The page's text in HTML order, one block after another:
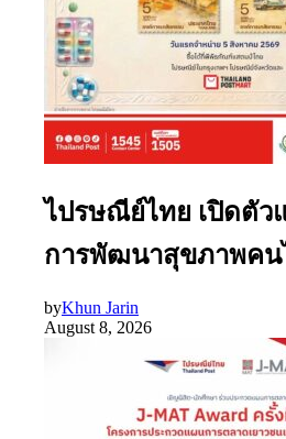
ไปรษณีย์ไทย เปิดตัว
การพัฒนาสุขภาพคน
byKhun Jarin
August 8, 2026